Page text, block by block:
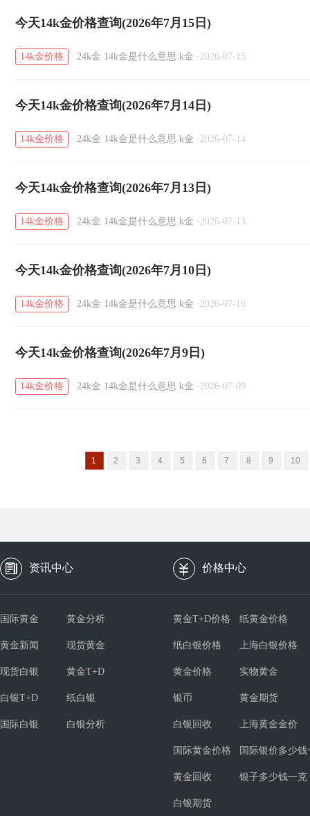
今天14k金价格查询(2026年7月15日)
14k金价格 24k金 14k金是什么意思 k金 · 2026-07-15
今天14k金价格查询(2026年7月14日)
14k金价格 24k金 14k金是什么意思 k金 · 2026-07-14
今天14k金价格查询(2026年7月13日)
14k金价格 24k金 14k金是什么意思 k金 · 2026-07-13
今天14k金价格查询(2026年7月10日)
14k金价格 24k金 14k金是什么意思 k金 · 2026-07-10
今天14k金价格查询(2026年7月9日)
14k金价格 24k金 14k金是什么意思 k金 · 2026-07-09
1 2 3 4 5 6 7 8 9 10
资讯中心 价格中心
国际黄金 黄金分析
黄金新闻 现货黄金
现货白银 黄金T+D
白银T+D 纸白银
国际白银 白银分析
黄金T+D价格 纸黄金价格
纸白银价格 上海白银价格
黄金价格 实物黄金
银币 黄金期货
白银回收 上海黄金金价
国际黄金价格 国际银价多少钱
黄金回收 银子多少钱一克
白银期货